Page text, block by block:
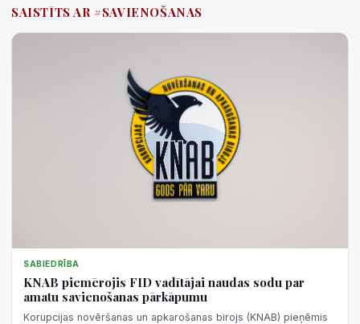
SAISTĪTS AR #SAVIENOŠANAS
SABIEDRĪBA
KNAB piemērojis FID vadītājai naudas sodu par
amatu savienošanas pārkāpumu
Korupcijas novēršanas un apkarošanas birojs (KNAB) pieņēmis